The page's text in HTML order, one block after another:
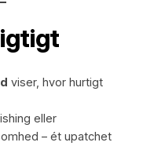
viser, hvor hurtigt
eller
– ét upatchet